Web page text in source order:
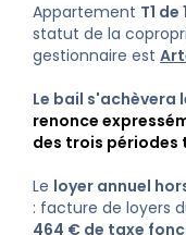
Appartement T1 de
statut de la
gestionnaire est
Le bail s'achèvera
renonce
des trois périodes
Le loyer annuel
: facture de loyers
464 € de taxe